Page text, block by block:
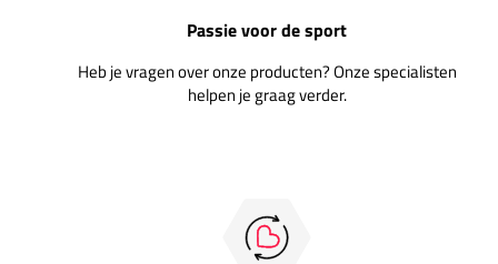
Passie voor de sport
Heb je vragen over onze producten? Onze specialisten
helpen je graag verder.